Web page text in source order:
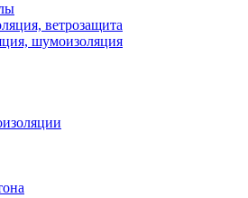
ветрозащита
шумоизоляция